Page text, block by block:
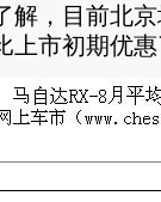
解，目前北
上市初期优